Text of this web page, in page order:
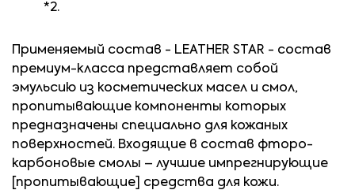
*2.
Применяемый состав - LEATHER STAR - состав
премиум-класса представляет собой
эмульсию из косметических масел и смол,
пропитывающие компоненты которых
предназначены специально для кожаных
поверхностей. Входящие в состав фторо-
карбоновые смолы – лучшие импрегнирующие
[пропитывающие] средства для кожи.